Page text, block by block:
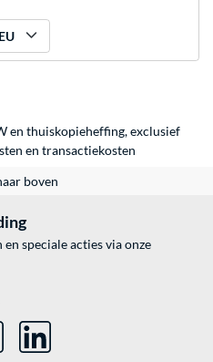
en thuiskopieheffing, exclusief
en transactiekosten
boven
speciale acties via onze